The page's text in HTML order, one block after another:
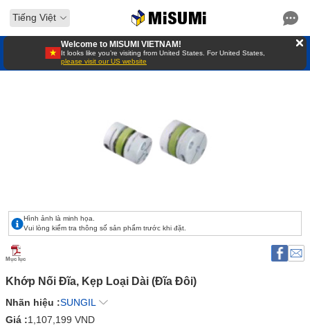
Tiếng Việt
Welcome to MISUMI VIETNAM!
It looks like you’re visiting from United States. For United States,
please visit our US website
Hình ảnh là minh họa.
Vui lòng kiểm tra thông số sản phẩm trước khi đặt.
Mục lục
Khớp Nối Đĩa, Kẹp Loại Dài (Đĩa Đôi)
Nhãn hiệu :SUNGIL
Giá :1,107,199 VND